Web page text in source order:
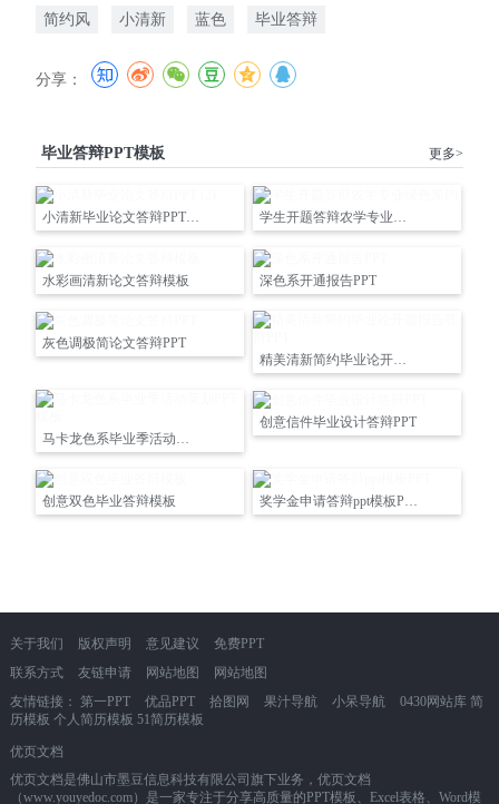
简约风 小清新 蓝色 毕业答辩
分享：
毕业答辩PPT模板 更多>
小清新毕业论文答辩PPT (2) 学生开题答辩农学专业绿色简约
水彩画清新论文答辩模板 深色系开通报告PPT
灰色调极简论文答辩PPT
创意信件毕业设计答辩PPT
创意双色毕业答辩模板
关于我们
联系方式
版权声明
友链申请
意见建议
网站地图
免费PPT
网站地图
友情链接： 第一PPT 优品PPT 拾图网 果汁导航 小呆导航 0430网站库 简
历模板 个人简历模板 51简历模板
优页文档
优页文档是佛山市墨豆信息科技有限公司旗下业务，优页文档
（www.youyedoc.com）是一家专注于分享高质量的PPT模板、Excel表格、Word模